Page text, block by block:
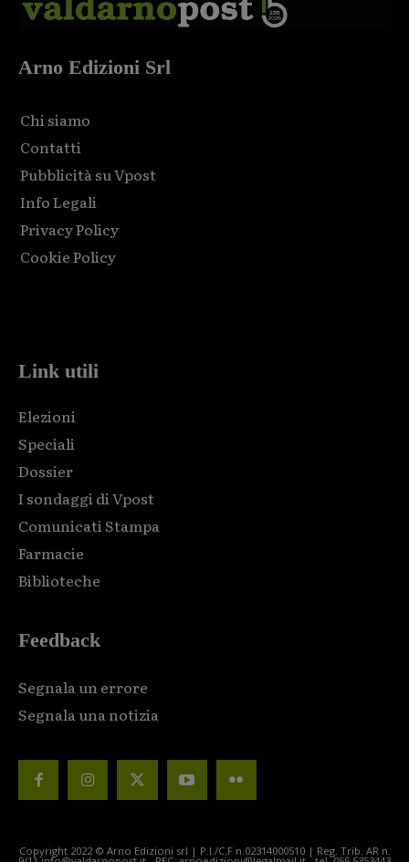
Arno Edizioni Srl
Chi siamo
Contatti
Pubblicità su Vpost
Info Legali
Privacy Policy
Cookie Policy
Link utili
Elezioni
Speciali
Dossier
I sondaggi di Vpost
Comunicati Stampa
Farmacie
Biblioteche
Feedback
Segnala un errore
Segnala una notizia
Copyright 2022 © Arno Edizioni srl | P.I./C.F n.02314000510 | Reg. Trib. AR n.